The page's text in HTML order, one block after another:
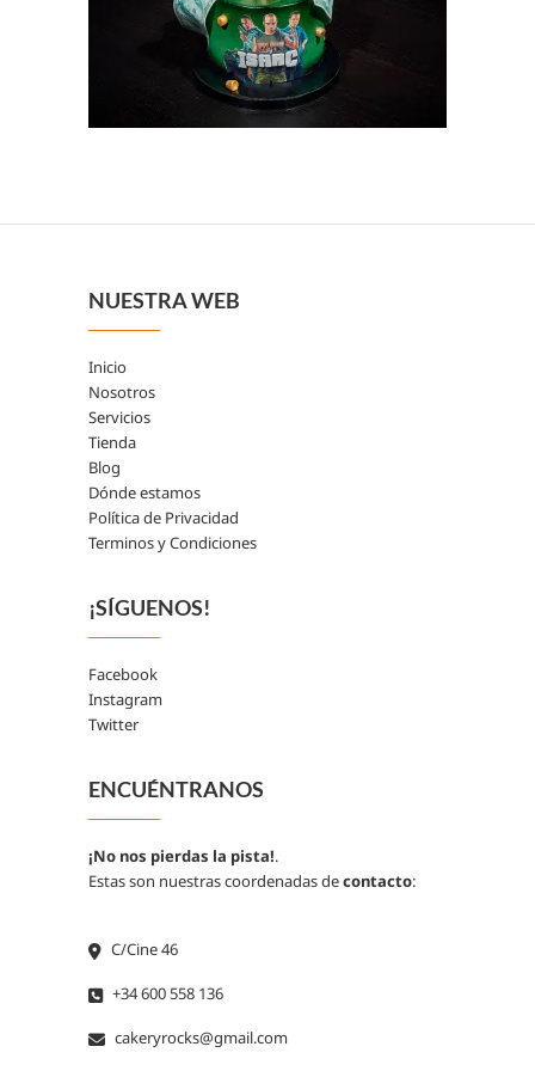
NUESTRA WEB
Inicio
Nosotros
Servicios
Tienda
Blog
Dónde estamos
Política de Privacidad
Terminos y Condiciones
¡SÍGUENOS!
Facebook
Instagram
Twitter
ENCUÉNTRANOS
¡No nos pierdas la pista!.
Estas son nuestras coordenadas decontacto:
C/Cine 46
+34 600 558 136
cakeryrocks@gmail.com